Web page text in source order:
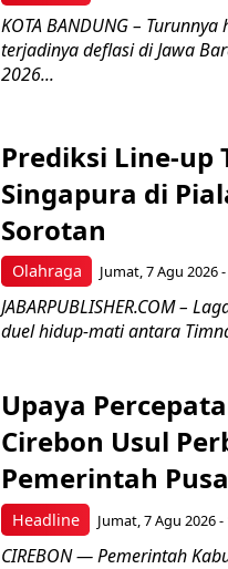
KOTA BANDUNG –
terjadinya deflasi di Jawa
2026...
Olahraga
Prediksi Line-up
Singapura di
Sorotan
Jumat, 7 Agu 2026 -
JABARPUBLISHER.COM –
duel hidup-mati antara
Headline
Upaya
Cirebon Usul
Pemerintah
Jumat, 7 Agu 2026 -
CIREBON — Pemerintah